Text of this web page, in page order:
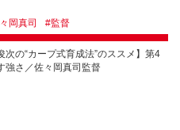
岡真司 #監督
次の“カープ式育成法”のススメ】第4
強さ／佐々岡真司監督